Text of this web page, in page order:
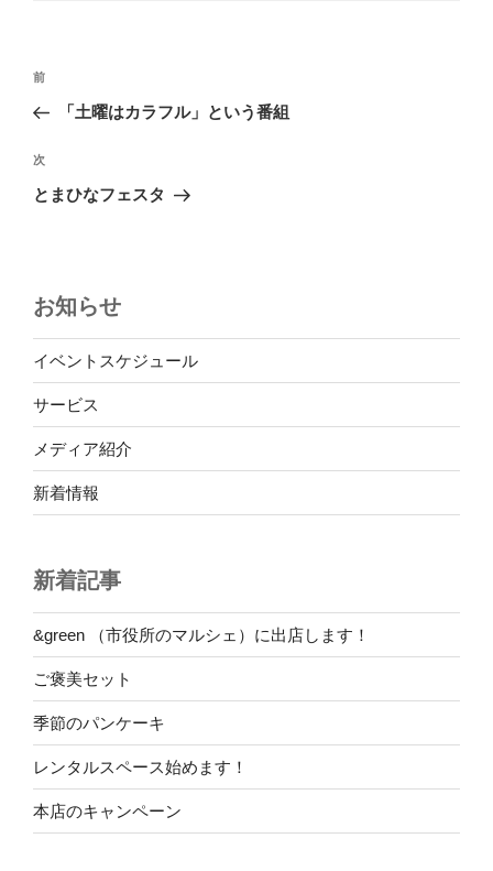
投
ナ
ビ
ゲ
ン
前
の
稿
前
「土曜はカラフル」という番組
次
の
次
とまひなフェスタ
お知らせ
イベントスケジュール
サービス
メディア紹介
新着情報
新着記事
&green （市役所のマルシェ）に出店します！
ご褒美セット
季節のパンケーキ
レンタルスペース始めます！
本店のキャンペーン